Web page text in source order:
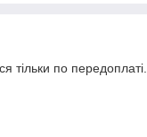
тільки по передоплаті.